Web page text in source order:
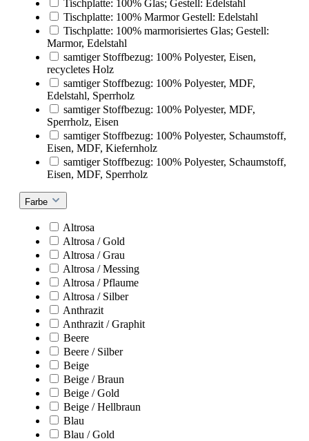
Tischplatte: 100% Glas; Gestell: Edelstahl
Tischplatte: 100% Marmor Gestell: Edelstahl
Tischplatte: 100% marmorisiertes Glas; Gestell:
Marmor, Edelstahl
samtiger Stoffbezug: 100% Polyester, Eisen,
recycletes Holz
samtiger Stoffbezug: 100% Polyester, MDF,
Edelstahl, Sperrholz
samtiger Stoffbezug: 100% Polyester, MDF,
Sperrholz, Eisen
samtiger Stoffbezug: 100% Polyester, Schaumstoff,
Eisen, MDF, Kiefernholz
samtiger Stoffbezug: 100% Polyester, Schaumstoff,
Eisen, MDF, Sperrholz
Farbe
Altrosa
Altrosa / Gold
Altrosa / Grau
Altrosa / Messing
Altrosa / Pflaume
Altrosa / Silber
Anthrazit
Anthrazit / Graphit
Beere
Beere / Silber
Beige
Beige / Braun
Beige / Gold
Beige / Hellbraun
Blau
Blau / Gold